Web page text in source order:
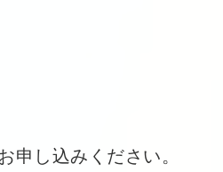
し込みください。